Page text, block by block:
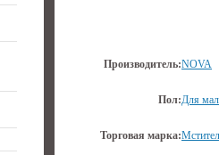
Производитель:NOVA
Пол:Для
Торговая марка: